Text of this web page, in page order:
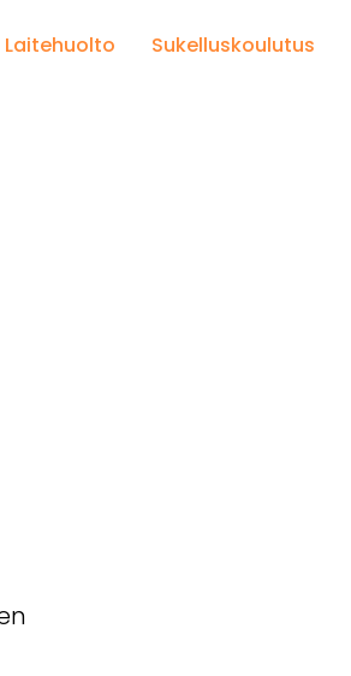
Laitehuolto Sukelluskoulutus